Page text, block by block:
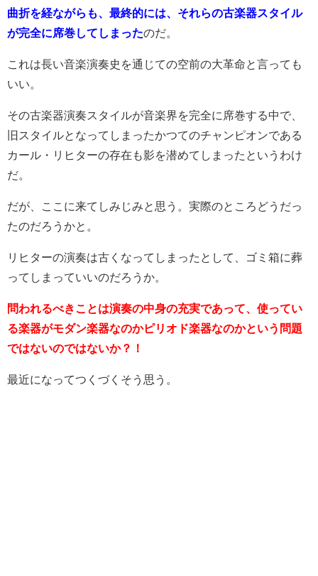
曲折を経ながらも、最終的には、それらの古楽器スタイル
が完全に席巻してしまったのだ。
これは長い音楽演奏史を通じての空前の大革命と言っても
いい。
その古楽器演奏スタイルが音楽界を完全に席巻する中で、
旧スタイルとなってしまったかつてのチャンピオンである
カール・リヒターの存在も影を潜めてしまったというわけ
だ。
だが、ここに来てしみじみと思う。実際のところどうだっ
たのだろうかと。
リヒターの演奏は古くなってしまったとして、ゴミ箱に葬
ってしまっていいのだろうか。
問われるべきことは演奏の中身の充実であって、使ってい
る楽器がモダン楽器なのかピリオド楽器なのかという問題
ではないのではないか？！
最近になってつくづくそう思う。